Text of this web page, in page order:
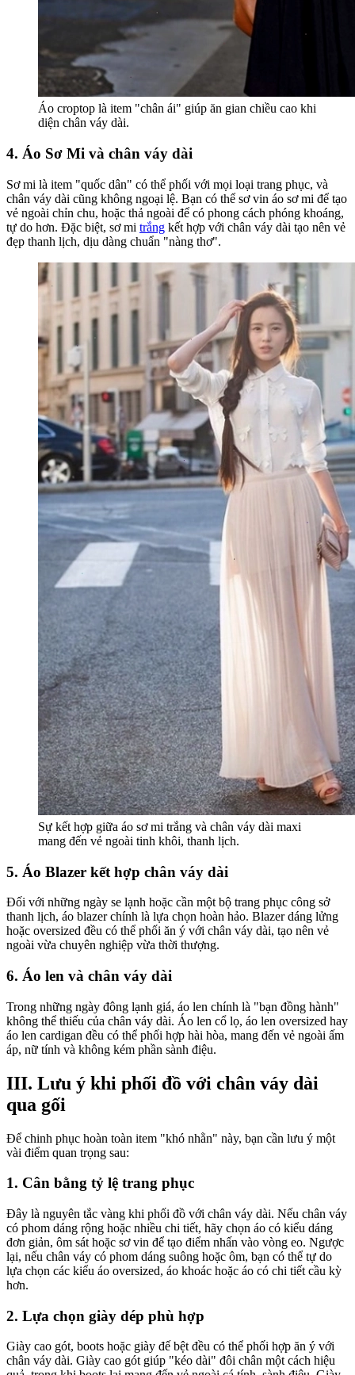
Áo croptop là item "chân ái" giúp ăn gian chiều cao khi
diện chân váy dài.
4. Áo Sơ Mi và chân váy dài
Sơ mi là item "quốc dân" có thể phối với mọi loại trang phục, và
chân váy dài cũng không ngoại lệ. Bạn có thể sơ vin áo sơ mi để tạo
vẻ ngoài chỉn chu, hoặc thả ngoài để có phong cách phóng khoáng,
tự do hơn. Đặc biệt, sơ mi trắng kết hợp với chân váy dài tạo nên vẻ
đẹp thanh lịch, dịu dàng chuẩn "nàng thơ".
Sự kết hợp giữa áo sơ mi trắng và chân váy dài maxi
mang đến vẻ ngoài tinh khôi, thanh lịch.
5. Áo Blazer kết hợp chân váy dài
Đối với những ngày se lạnh hoặc cần một bộ trang phục công sở
thanh lịch, áo blazer chính là lựa chọn hoàn hảo. Blazer dáng lửng
hoặc oversized đều có thể phối ăn ý với chân váy dài, tạo nên vẻ
ngoài vừa chuyên nghiệp vừa thời thượng.
6. Áo len và chân váy dài
Trong những ngày đông lạnh giá, áo len chính là "bạn đồng hành"
không thể thiếu của chân váy dài. Áo len cổ lọ, áo len oversized hay
áo len cardigan đều có thể phối hợp hài hòa, mang đến vẻ ngoài ấm
áp, nữ tính và không kém phần sành điệu.
III. Lưu ý khi phối đồ với chân váy dài
qua gối
Để chinh phục hoàn toàn item "khó nhằn" này, bạn cần lưu ý một
vài điểm quan trọng sau:
1. Cân bằng tỷ lệ trang phục
Đây là nguyên tắc vàng khi phối đồ với chân váy dài. Nếu chân váy
có phom dáng rộng hoặc nhiều chi tiết, hãy chọn áo có kiểu dáng
đơn giản, ôm sát hoặc sơ vin để tạo điểm nhấn vào vòng eo. Ngược
lại, nếu chân váy có phom dáng suông hoặc ôm, bạn có thể tự do
lựa chọn các kiểu áo oversized, áo khoác hoặc áo có chi tiết cầu kỳ
hơn.
2. Lựa chọn giày dép phù hợp
Giày cao gót, boots hoặc giày đế bệt đều có thể phối hợp ăn ý với
chân váy dài. Giày cao gót giúp "kéo dài" đôi chân một cách hiệu